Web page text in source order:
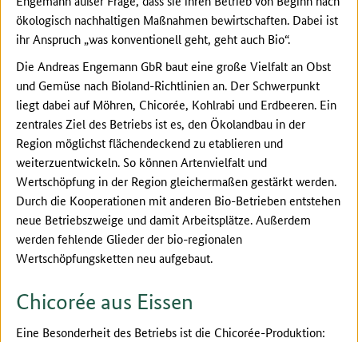
ökologisch nachhaltigen Maßnahmen bewirtschaften. Dabei ist
ihr Anspruch „was konventionell geht, geht auch Bio“.
Die Andreas Engemann GbR baut eine große Vielfalt an Obst
und Gemüse nach Bioland-Richtlinien an. Der Schwerpunkt
liegt dabei auf Möhren, Chicorée, Kohlrabi und Erdbeeren. Ein
zentrales Ziel des Betriebs ist es, den Ökolandbau in der
Region möglichst flächendeckend zu etablieren und
weiterzuentwickeln. So können Artenvielfalt und
Wertschöpfung in der Region gleichermaßen gestärkt werden.
Durch die Kooperationen mit anderen Bio-Betrieben entstehen
neue Betriebszweige und damit Arbeitsplätze. Außerdem
werden fehlende Glieder der bio-regionalen
Wertschöpfungsketten neu aufgebaut.
Chicorée aus Eissen
Eine Besonderheit des Betriebs ist die Chicorée-Produktion: